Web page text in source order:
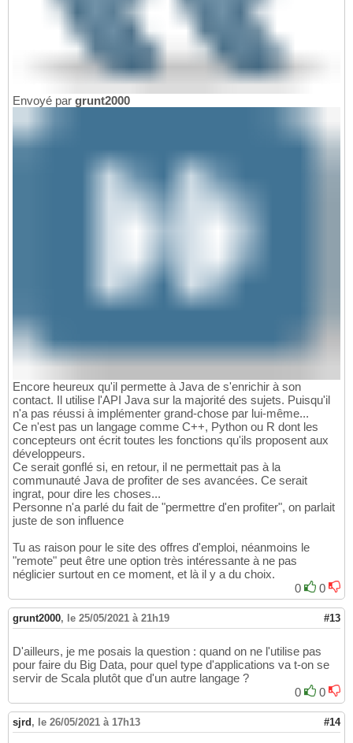
Envoyé par grunt2000
Encore heureux qu'il permette à Java de s'enrichir à son
contact. Il utilise l'API Java sur la majorité des sujets. Puisqu'il
n'a pas réussi à implémenter grand-chose par lui-même...
Ce n'est pas un langage comme C++, Python ou R dont les
concepteurs ont écrit toutes les fonctions qu'ils proposent aux
développeurs.
Ce serait gonflé si, en retour, il ne permettait pas à la
communauté Java de profiter de ses avancées. Ce serait
ingrat, pour dire les choses...
Personne n'a parlé du fait de "permettre d'en profiter", on parlait
juste de son influence
Tu as raison pour le site des offres d'emploi, néanmoins le
"remote" peut être une option très intéressante à ne pas
néglicier surtout en ce moment, et là il y a du choix.
0
0
grunt2000, le 25/05/2021 à 21h19 #13
D'ailleurs, je me posais la question : quand on ne l'utilise pas
pour faire du Big Data, pour quel type d'applications va t-on se
servir de Scala plutôt que d'un autre langage ?
0
0
sjrd , le 26/05/2021 à 17h13 #14